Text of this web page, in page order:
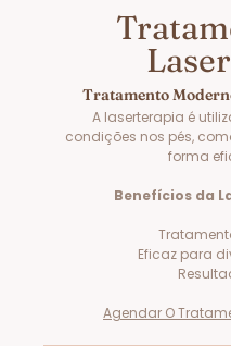
Tratamento
A laserterapia é
condições nos pés,
forma
Benefícios da
Eficaz para
Agendar O